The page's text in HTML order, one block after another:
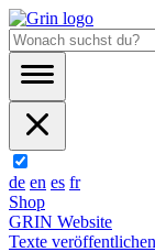
de en es fr
Shop
GRIN Website
Texte